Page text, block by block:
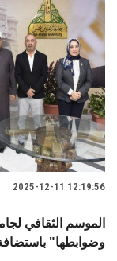
2025-12-11 12:19:56
الموسم الثقافي
وضوابطها"